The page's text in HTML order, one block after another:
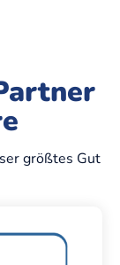
größtes Gut